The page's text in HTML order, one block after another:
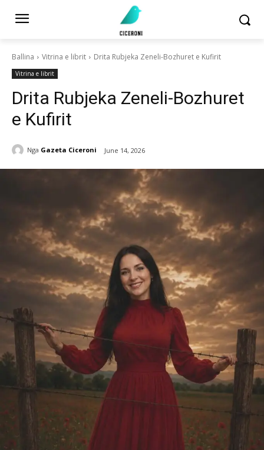
Ballina Vitrina e librit Drita Rubjeka Zeneli-Bozhuret e Kufirit
Vitrina e librit
Drita Rubjeka Zeneli-Bozhuret
e Kufirit
Nga Gazeta Ciceroni June 14, 2026